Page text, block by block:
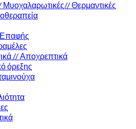
Μυοχαλαρωτικές// Θερμαντικές
// Αποχρεπτικά
όρεξης